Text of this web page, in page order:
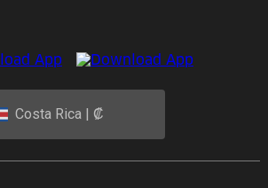
Costa Rica | ₡